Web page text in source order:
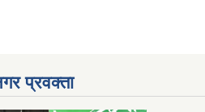
प्रवक्ता